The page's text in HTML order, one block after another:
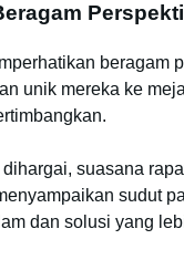
beragam
unik mereka ke
suasana
sudut
dan solusi yang